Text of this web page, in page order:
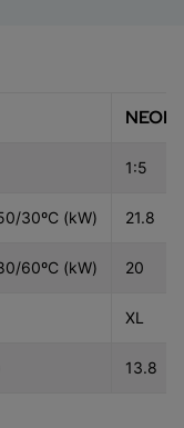
1:5
30ºC (kW) 21.8
60ºC (kW) 20
XL
13.8